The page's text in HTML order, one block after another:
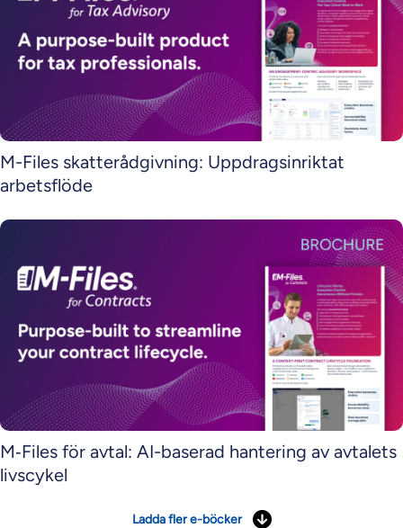
M-Files skatterådgivning: Uppdragsinriktat
arbetsflöde
M‑Files för avtal: AI-baserad hantering av avtalets
livscykel
Ladda fler e-böcker